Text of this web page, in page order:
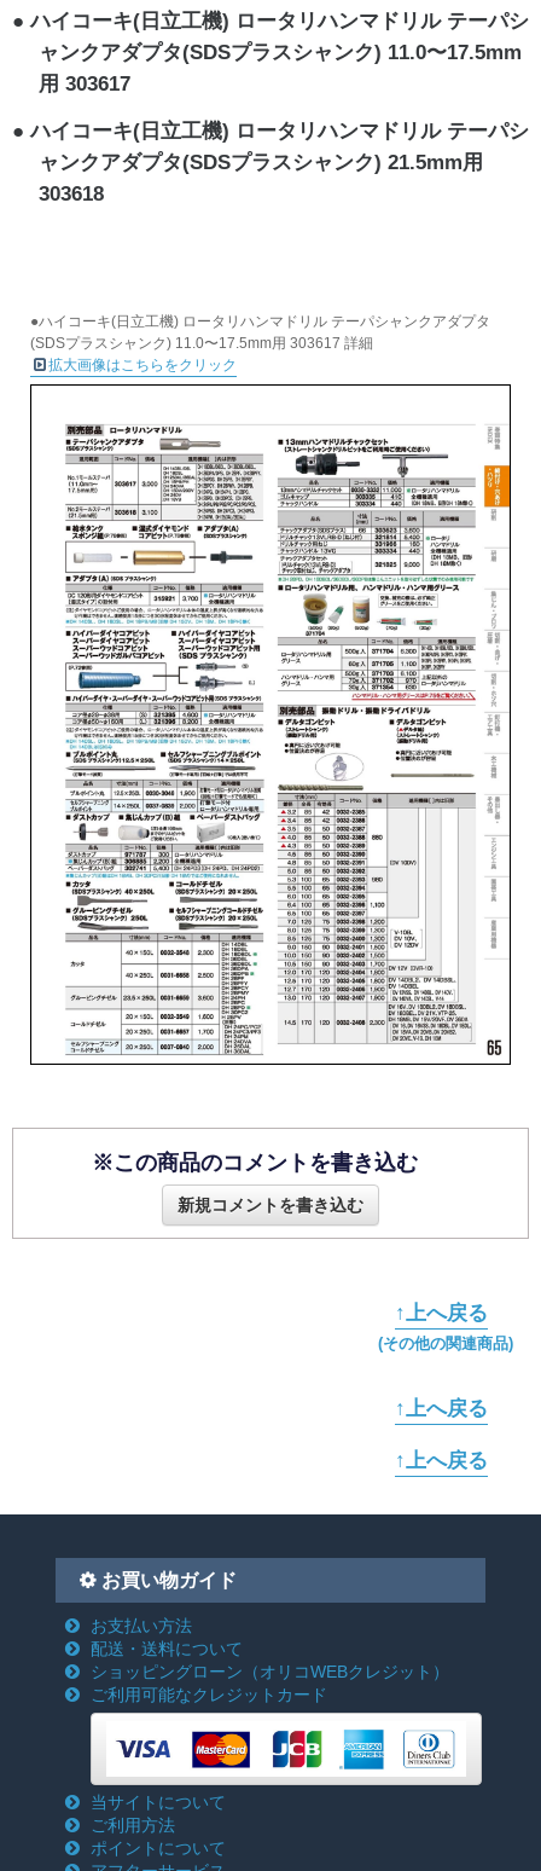
ハイコーキ(日立工機) ロータリハンマドリル テーパシ
ャンクアダプタ(SDSプラスシャンク) 11.0〜17.5mm
用 303617
ハイコーキ(日立工機) ロータリハンマドリル テーパシ
ャンクアダプタ(SDSプラスシャンク) 21.5mm用
303618
●ハイコーキ(日立工機) ロータリハンマドリル テーパシャンクアダプタ
(SDSプラスシャンク) 11.0〜17.5mm用 303617 詳細
拡大画像はこちらをクリック
※この商品のコメントを書き込む
新規コメントを書き込む
↑上へ戻る
(その他の関連商品)
↑上へ戻る
↑上へ戻る
お買い物ガイド
お支払い方法
配送・送料について
ショッピングローン （オリコWEBクレジット）
ご利用可能なクレジットカード
当サイトについて
ご利用方法
ポイントについて